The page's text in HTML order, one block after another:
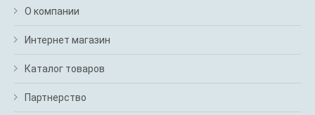
О компании
Интернет магазин
Каталог товаров
Партнерство